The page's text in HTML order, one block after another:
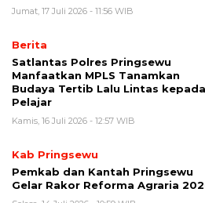
Jumat, 17 Juli 2026 - 11:56 WIB
Berita
Satlantas Polres Pringsewu
Manfaatkan MPLS Tanamkan
Budaya Tertib Lalu Lintas kepada
Pelajar
Kamis, 16 Juli 2026 - 12:57 WIB
Kab Pringsewu
Pemkab dan Kantah Pringsewu
Gelar Rakor Reforma Agraria